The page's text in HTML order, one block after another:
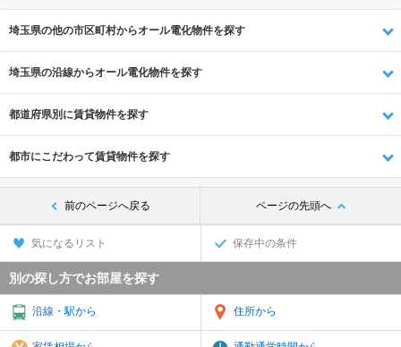
埼玉県の他の市区町村からオール電化物件を探す
埼玉県の沿線からオール電化物件を探す
都道府県別に賃貸物件を探す
都市にこだわって賃貸物件を探す
前のページへ戻る ページの先頭へ
気になるリスト 保存中の条件
別の探し方でお部屋を探す
沿線・駅から 住所から